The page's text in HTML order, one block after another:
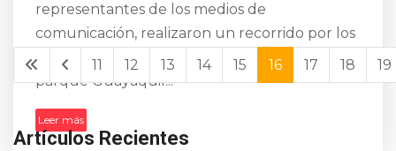
representantes de los medios de
comunicación, realizaron un recorrido por los
trabajos de rehabilitación del emblemático
parque Guayaquil...
Leer más
11 12 13 14 15 16 17 18 19
Artículos Recientes